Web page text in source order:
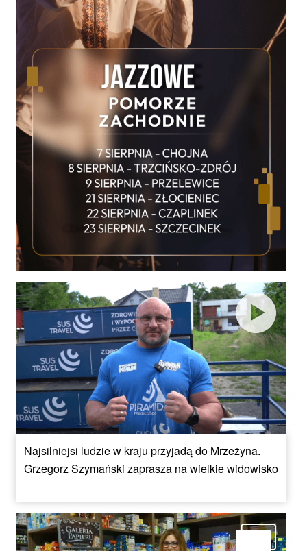
Najsilniejsi ludzie w kraju przyjadą do Mrzeżyna.
Grzegorz Szymański zaprasza na wielkie widowisko